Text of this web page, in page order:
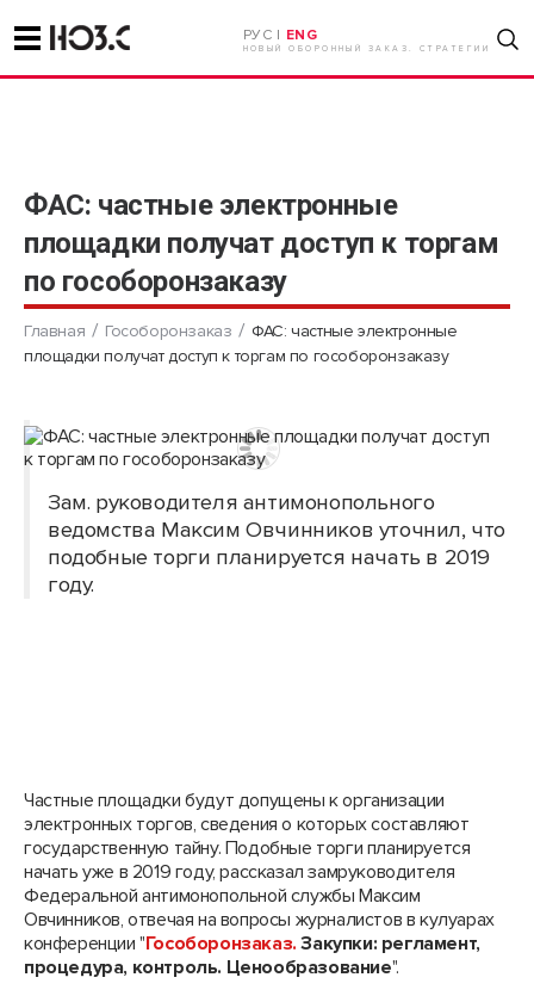
РУС | ENG
НОВЫЙ ОБОРОННЫЙ ЗАКАЗ. СТРАТЕГИИ
ФАС: частные электронные
площадки получат доступ к торгам
по гособоронзаказу
Главная Гособоронзаказ
ФАС: частные электронные
площадки получат доступ к торгам по гособоронзаказу
Зам. руководителя антимонопольного
ведомства Максим Овчинников уточнил, что
подобные торги планируется начать в 2019
году.
Частные площадки будут допущены к организации
электронных торгов, сведения о которых составляют
государственную тайну. Подобные торги планируется
начать уже в 2019 году, рассказал замруководителя
Федеральной антимонопольной службы Максим
Овчинников, отвечая на вопросы журналистов в кулуарах
конференции "Гособоронзаказ. Закупки: регламент,
процедура, контроль. Ценообразование".